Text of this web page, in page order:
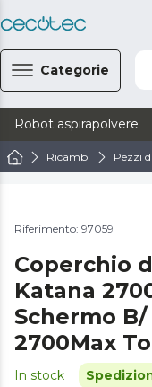
Categorie
Robot aspirapolvere
Ricambi Pezzi
Riferimento: 97059
Coperchio
Katana
Schermo
2700Max
In stock